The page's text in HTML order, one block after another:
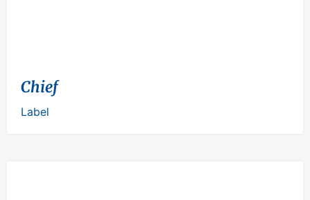
Chief
Label